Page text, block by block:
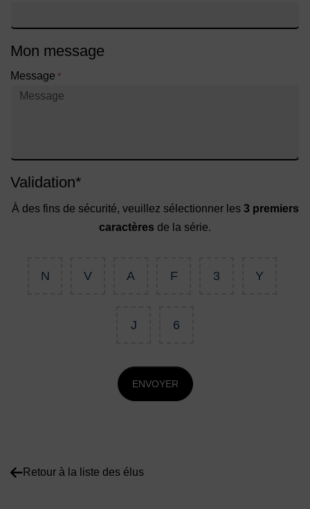
Mon message
Message *
Validation*
À des fins de sécurité, veuillez sélectionner les 3 premiers
caractères de la série.
N V A F 3 Y
J 6
ENVOYER
Retour à la liste des élus